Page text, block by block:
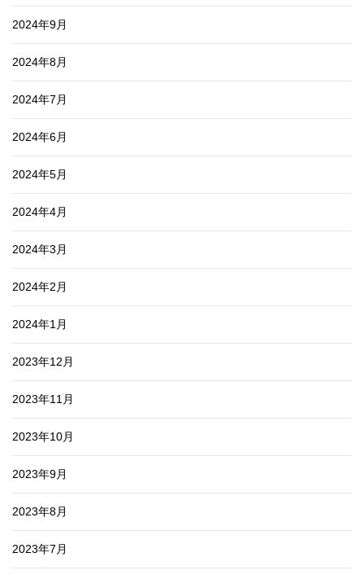
2024年9月
2024年8月
2024年7月
2024年6月
2024年5月
2024年4月
2024年3月
2024年2月
2024年1月
2023年12月
2023年11月
2023年10月
2023年9月
2023年8月
2023年7月